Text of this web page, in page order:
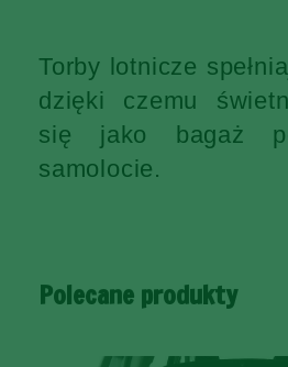
Torby lotnicze
dzięki czemu
się jako bagaż
samolocie.
Polecane produkty